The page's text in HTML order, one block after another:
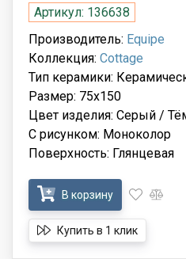
Артикул: 136638
Производитель: Equipe
Коллекция: Cottage
Тип керамики:
Размер: 75x150
Цвет изделия: Серый /
С рисунком: Моноколор
Поверхность: Глянцевая
В корзину
Купить в 1 клик